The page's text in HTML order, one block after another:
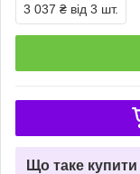
3 037 ₴ від 3 шт.
Що таке